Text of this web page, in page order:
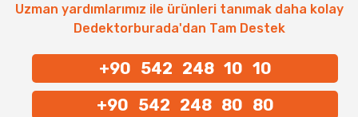
Uzman yardımlarımız ile ürünleri tanımak daha kolay
Dedektorburada'dan Tam Destek
+90 542 248 10 10
+90 542 248 80 80